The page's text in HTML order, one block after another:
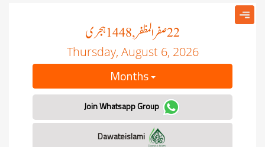
22صفر المظفر, 1448 ہجری
Thursday, August 6, 2026
Months
Join Whatsapp Group